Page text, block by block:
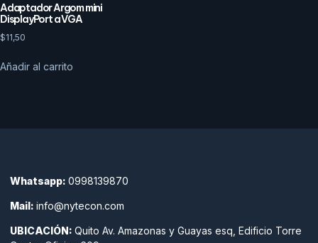
Adaptador Argom mini
DisplayPort a VGA
$11,50
Añadir al carrito
Whatsapp: 0998139870
Mail: info@nytecon.com
UBICACIÓN: Quito Av. Amazonas y Guayas esq, Edificio Torre